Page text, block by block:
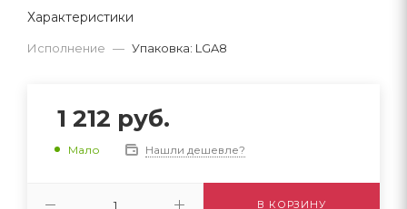
Характеристики
Исполнение — Упаковка: LGA8
1 212 руб.
Мало Нашли дешевле?
В КОРЗИНУ